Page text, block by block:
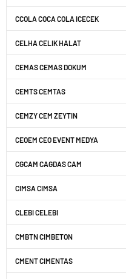
CCOLA COCA COLA ICECEK
CELHA CELIK HALAT
CEMAS CEMAS DOKUM
CEMTS CEMTAS
CEMZY CEM ZEYTIN
CEOEM CEO EVENT MEDYA
CGCAM CAGDAS CAM
CIMSA CIMSA
CLEBI CELEBI
CMBTN CIMBETON
CMENT CIMENTAS